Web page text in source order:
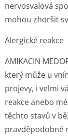
nervosvalová
mohou zhoršit
Alergické reakce
AMIKACIN
který může u
projevy, i velmi
reakce anebo
těchto stavů v
pravděpodobně